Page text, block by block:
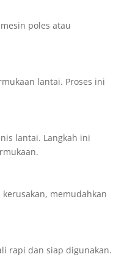
poles atau
lantai. Proses ini
lantai. Langkah ini
memudahkan
rapi dan siap digunakan.